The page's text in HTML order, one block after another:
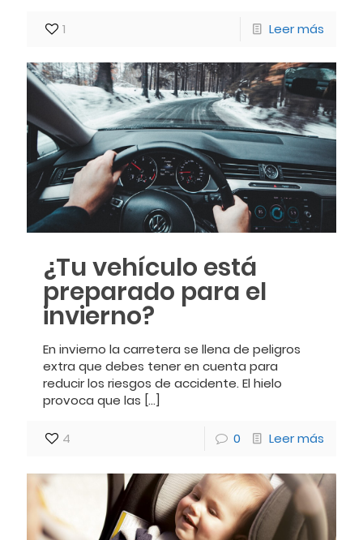
1 Leer más
¿Tu vehículo está
preparado para el
invierno?
En invierno la carretera se llena de peligros
extra que debes tener en cuenta para
reducir los riesgos de accidente. El hielo
provoca que las […]
4 0 Leer más